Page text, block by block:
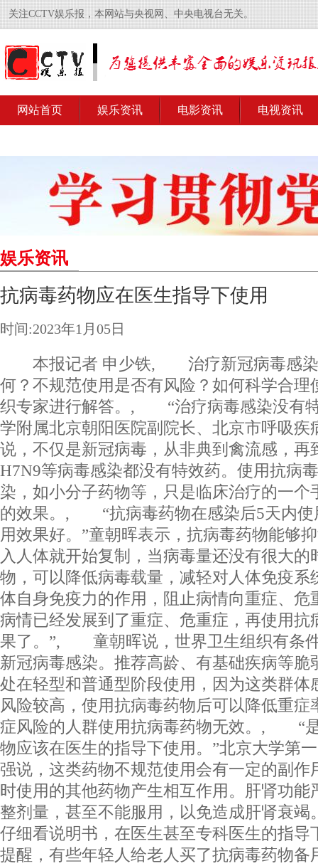
关注CCTV娱乐报，本网站与央视网、中央电视台无关。
网站首页 娱乐资讯 电影资讯 电视资讯
娱乐资讯
抗病毒药物应在医生指导下使用
时间:2023年1月05日
本报记者 申少铁, 治疗新冠病毒感染
何？不规范使用是否有风险？如何科学合理
织专家进行解答。, “治疗病毒感染没有
学附属北京朝阳医院副院长、北京市呼吸疾
说，不仅是新冠病毒，从非典到禽流感，再
H7N9等病毒感染都没有特效药。使用抗病
染，如小分子药物等，只是临床治疗的一个
的效果。, “抗病毒药物在感染后5天内使
用效果好。”童朝晖表示，抗病毒药物能够
入人体就开始复制，当病毒量还没有很大的
物，可以降低病毒载量，减轻对人体免疫系
体自身免疫力的作用，阻止病情向重症、危
病情已经发展到了重症、危重症，再使用抗
果了。”, 童朝晖说，世界卫生组织有条
新冠病毒感染。推荐高龄、有基础疾病等脆
处在轻型和普通型阶段使用，因为这类群体
风险较高，使用抗病毒药物后可以降低重症
症风险的人群使用抗病毒药物无效。, “
物应该在医生的指导下使用。”北京大学第
强说，这类药物不规范使用会有一定的副作
时使用的其他药物产生相互作用。肝肾功能
整剂量，甚至不能服用，以免造成肝肾衰竭
仔细看说明书，在医生甚至专科医生的
提醒，有些年轻人给老人买了抗病毒药物备